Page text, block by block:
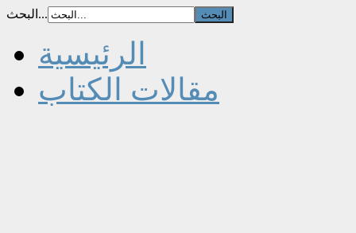
البحث...
الرئيسية
مقالات الكتاب